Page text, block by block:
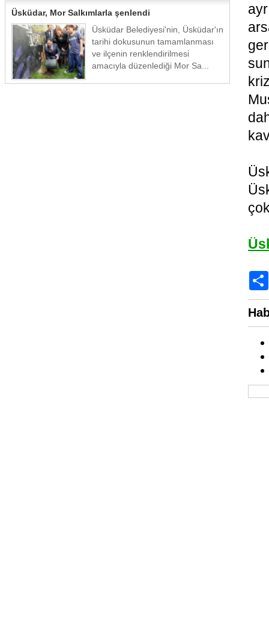
Üsküdar, Mor Salkımlarla şenlendi
Üsküdar Belediyesi'nin, Üsküdar'ın
tarihi dokusunun tamamlanması
ve ilçenin renklendirilmesi
amacıyla düzenlediği Mor Sa...